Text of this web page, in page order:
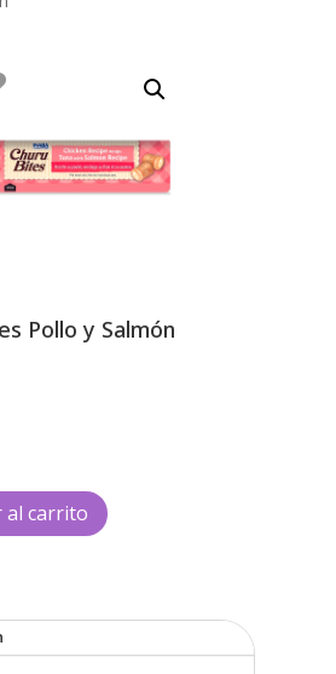
Pollo y Salmón
al carrito